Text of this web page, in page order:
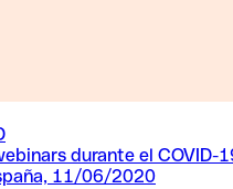
durante el COVID-
11/06/2020